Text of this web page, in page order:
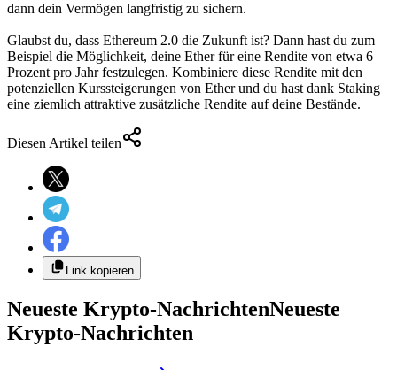
dann dein Vermögen langfristig zu sichern.
Glaubst du, dass Ethereum 2.0 die Zukunft ist? Dann hast du zum
Beispiel die Möglichkeit, deine Ether für eine Rendite von etwa 6
Prozent pro Jahr festzulegen. Kombiniere diese Rendite mit den
potenziellen Kurssteigerungen von Ether und du hast dank Staking
eine ziemlich attraktive zusätzliche Rendite auf deine Bestände.
Diesen Artikel teilen
Link kopieren
Neueste Krypto-NachrichtenNeueste
Krypto-Nachrichten